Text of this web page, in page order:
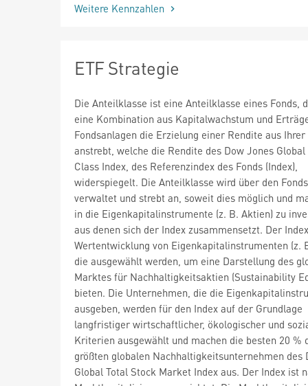
Weitere Kennzahlen
ETF Strategie
Die Anteilklasse ist eine Anteilklasse eines Fonds,
eine Kombination aus Kapitalwachstum und
Fondsanlagen die Erzielung einer Rendite aus Ihrer
anstrebt, welche die Rendite des Dow Jones
Class Index, des Referenzindex des Fonds (Index),
widerspiegelt. Die Anteilklasse wird über den
verwaltet und strebt an, soweit dies möglich und
in die Eigenkapitalinstrumente (z. B. Aktien) zu
aus denen sich der Index zusammensetzt. Der
Wertentwicklung von Eigenkapitalinstrumenten (z.
die ausgewählt werden, um eine Darstellung des
Marktes für Nachhaltigkeitsaktien (Sustainability
bieten. Die Unternehmen, die die
ausgeben, werden für den Index auf der Grundlage
langfristiger wirtschaftlicher, ökologischer und
Kriterien ausgewählt und machen die besten 20 %
größten globalen Nachhaltigkeitsunternehmen des
Global Total Stock Market Index aus. Der Index ist